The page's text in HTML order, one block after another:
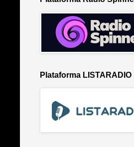
Plataforma LISTARADIO